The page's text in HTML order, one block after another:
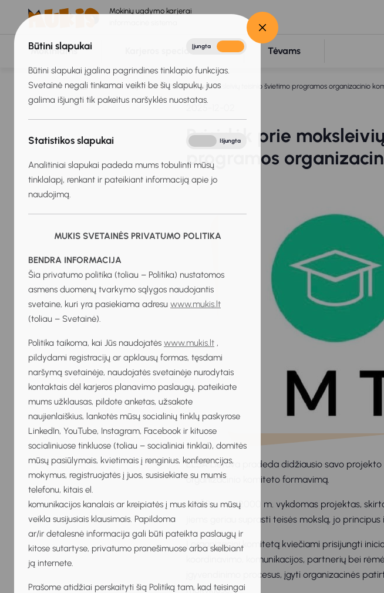
Būtini slapukai Įjungta
Būtini slapukai įgalina pagrindines tinklapio funkcijas.
Svetainė negali tinkamai veikti be šių slapukų, juos
galima išjungti tik pakeitus naršyklės nuostatas.
Statistikos slapukai Išjungta
Analitiniai slapukai padeda mums tobulinti mūsų
tinklalapį, renkant ir pateikiant informaciją apie jo
naudojimą.
MUKIS SVETAINĖS PRIVATUMO POLITIKA
BENDRA INFORMACIJA
Šia privatumo politika (toliau – Politika) nustatomos
asmens duomenų tvarkymo sąlygos naudojantis
svetaine, kuri yra pasiekiama adresu www.mukis.lt
(toliau – Svetainė).
Politika taikoma, kai Jūs naudojatės www.mukis.lt ,
pildydami registracijų ar apklausų formas, tęsdami
naršymą svetainėje, naudojatės svetainėje nurodytais
kontaktais dėl karjeros planavimo paslaugų, pateikiate
mums užklausas, pildote anketas, užsakote
naujienlaiškius, lankotės mūsų socialinių tinklų paskyrose
LinkedIn, YouTube, Instagram, Facebook ir kituose
socialiniuose tinkluose (toliau – socialiniai tinklai), domitės
mūsų pasiūlymais, kvietimais į renginius, konferencijas,
mokymus, registruojatės į juos, susisiekiate su mumis
telefonu, kitais el.
komunikacijos kanalais ar kreipiatės į mus kitais su mūsų
veikla susijusiais klausimais. Papildoma
ar/ir detalesnė informacija gali būti pateikta paslaugų ir
kitose sutartyse, privatumo pranešimuose arba skelbiant
ją internete.
Prašome atidžiai perskaityti šią Politiką tam, kad teisingai
Mokinių ugdymo karjerai
Mokiniams Karjeros specialistams Tėvams
Titulinis Naujienos Prisidėk prie moksleivių teisinio švietimo programos organizacinio
Prisidėk prie
programos
ELSA Lietuva pradeda didžiausio savo
organizacinio komiteto formavimą.
MTŠP – nuo 2000 m. vykdomas projektas,
jiems geriau suprasti teisės mokslą, jo
Į organizacinį komitetą kviečiami prisijungti
koordinavimo, komunikacijos, partnerių bei
įgyvendinimo procesus, įgyti organizacinės
mokyklose.